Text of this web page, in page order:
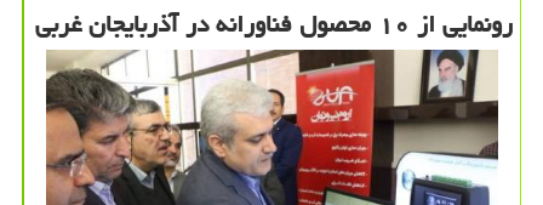
رونمایی از ۱۰ محصول فناورانه در آذربایجان غربی